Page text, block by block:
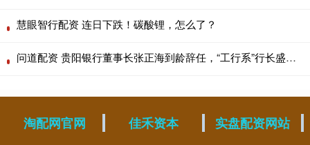
慧眼智行配资 连日下跌！碳酸锂，怎么了？
问道配资 贵阳银行董事长张正海到龄辞任，“工行系”行长盛军代为履职
淘配网官网 佳禾资本 实盘配资网站